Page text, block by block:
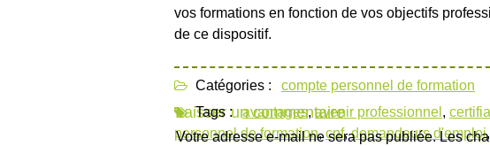
vos formations en fonction de vos objectifs
de ce dispositif.
Catégories :
compte personnel de formation
Tags : avantages,avenir professionnel ,
personnel de formation,cpf,demandeurs d'emploi
Laisser un commentaire
Votre adresse e-mail ne sera pas publiée. Les